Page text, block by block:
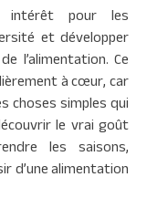
intérêt pour les
et développer
l’alimentation. Ce
à cœur, car
choses simples qui
le vrai goût
les saisons,
d’une alimentation